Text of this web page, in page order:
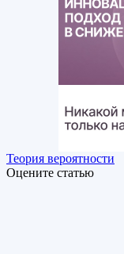
Теория вероятности
Оцените статью